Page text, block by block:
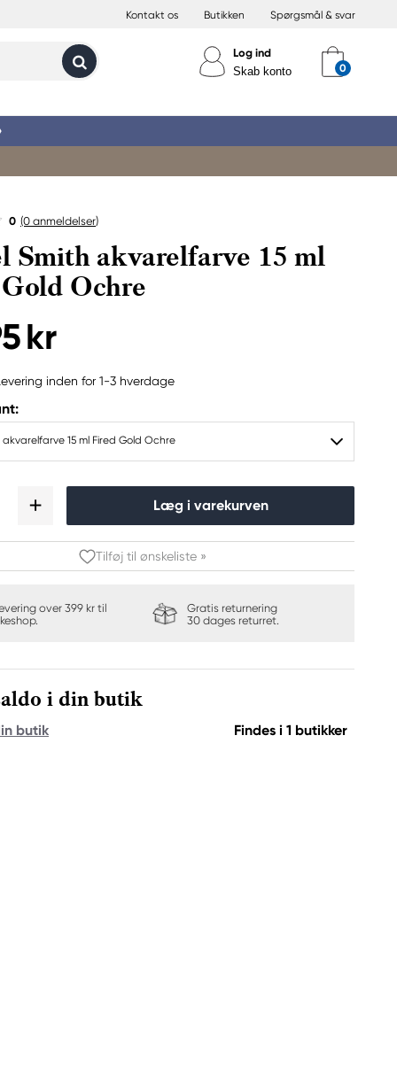
Kontakt os Butikken Spørgsmål & svar
Log ind
Skab konto
0 (0 anmeldelser)
Smith akvarelfarve 15 ml
Ochre
kr
inden for 1-3 hverdage
15 ml Fired Gold Ochre
Læg i varekurven
Tilføj til ønskeliste »
over 399 kr til
Gratis returnering
30 dages returret.
i din butik
butik Findes i 1 butikker